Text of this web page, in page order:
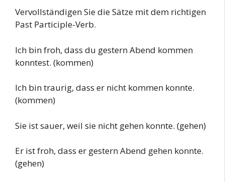
Vervollständigen Sie die Sätze mit dem richtigen
Past Participle-Verb.
Ich bin froh, dass du gestern Abend kommen
konntest. (kommen)
Ich bin traurig, dass er nicht kommen konnte.
(kommen)
Sie ist sauer, weil sie nicht gehen konnte. (gehen)
Er ist froh, dass er gestern Abend gehen konnte.
(gehen)